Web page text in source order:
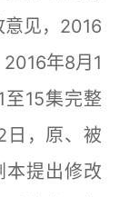
见，2016
年8月1
15集完整
日，原、被
本提出修改